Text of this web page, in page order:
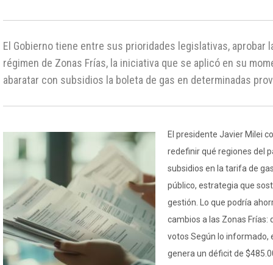
El Gobierno tiene entre sus prioridades legislativas, aprobar
régimen de Zonas Frías, la iniciativa que se aplicó en su
abaratar con subsidios la boleta de gas en determinadas
El presidente Javier Milei
redefinir qué regiones del
subsidios en la tarifa de
público, estrategia que
gestión. Lo que podría
cambios a las Zonas
votos Según lo informado,
genera un déficit de